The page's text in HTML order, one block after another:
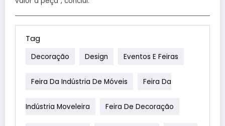
Tag
Decoração Design Eventos E Feiras
Feira Da Indústria De Móveis Feira Da
Indústria Moveleira Feira De Decoração